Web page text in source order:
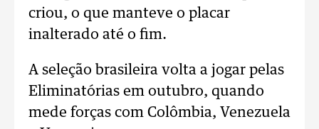
criou, o que manteve o placar
inalterado até o fim.
A seleção brasileira volta a jogar pelas
Eliminatórias em outubro, quando
mede forças com Colômbia, Venezuela